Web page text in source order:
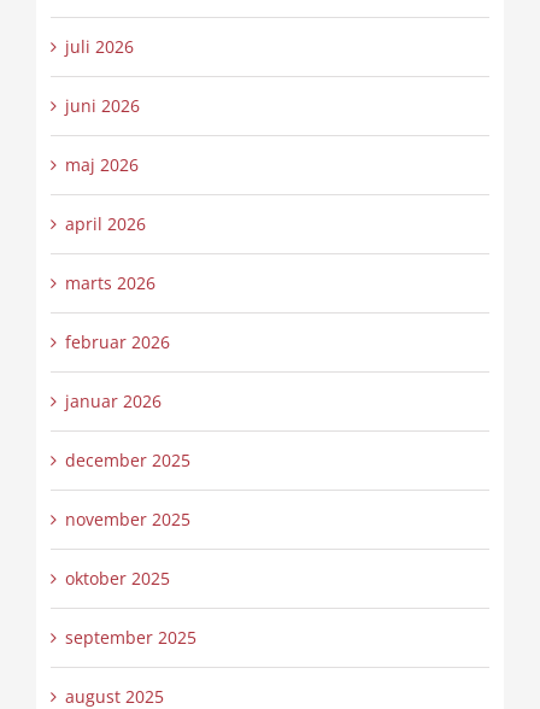
juli 2026
juni 2026
maj 2026
april 2026
marts 2026
februar 2026
januar 2026
december 2025
november 2025
oktober 2025
september 2025
august 2025